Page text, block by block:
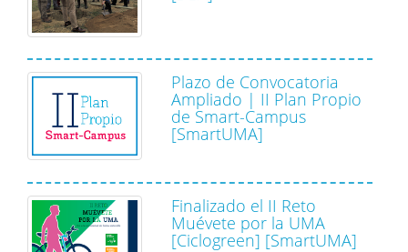
Plazo de Convocatoria
Ampliado | II Plan Propio
de Smart-Campus
[SmartUMA]
Finalizado el II Reto
Muévete por la UMA
[Ciclogreen] [SmartUMA]